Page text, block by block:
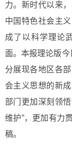
力。新时代以来
中国特色社会主
成了以科学理论
面。本报理论版今
分展现各地区各
会主义思想的新
部门更加深刻领
维护”，更加有力
稿。